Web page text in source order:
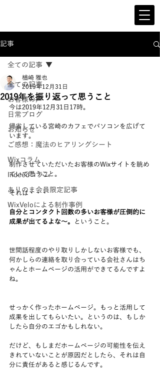
記事
全ての記事
お客様の声
日常ブログ
お知らせ
ご感想：魔法のヒアリングシート
Wixコラム
Indeedコラム
ありのま会員限定記事
WixVeloによる制作事例
全ての記事
2019年を振り返って思うこと
楢崎 雅也
2019年12月31日
今は2019年12月31日17時。
帰省している宮崎のカフェでパソコンを広げて
います。
制作させていただいたお客様のWixサイトを眺め
ていて思うこと。
それは・・・
自分とコンタクト回数の多いお客様が圧倒的に
成果が出てるよな〜。
ということ。
世間話程度のやり取りしかしないお客様でも、
何かしらの連絡を取り合っている会社さんはち
ゃんとホームページの活用ができてるんですよ
ね。
せっかく作ったホームページ。もっと活用して
成果を出してもらいたい。というのは、もしか
したら自分のエゴかもしれない。
だけど、もしまだホームページの可能性を伝え
きれていないことが原因だとしたら、それは自
分に責任があると感じるんです。